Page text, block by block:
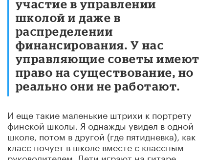
участие в управлении
школой и даже в
распределении
финансирования. У нас
управляющие советы имеют
право на существование, но
реально они не работают.
И еще такие маленькие штрихи к портрету
финской школы. Я однажды увидел в одной
школе, потом в другой (где пятидневка), как
класс ночует в школе вместе с классным
руководителем. Дети играют на гитаре,